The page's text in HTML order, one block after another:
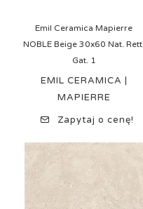
Emil Ceramica Mapierre
NOBLE Beige 30x60 Nat. Rett.
Gat. 1
EMIL CERAMICA |
MAPIERRE
Zapytaj o cenę!